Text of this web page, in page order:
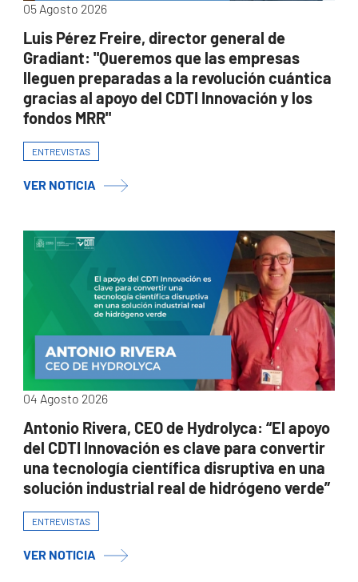
05 Agosto 2026
Luis Pérez Freire, director general de
Gradiant: "Queremos que las empresas
lleguen preparadas a la revolución cuántica
gracias al apoyo del CDTI Innovación y los
fondos MRR"
ENTREVISTAS
VER NOTICIA
04 Agosto 2026
Antonio Rivera, CEO de Hydrolyca: “El apoyo
del CDTI Innovación es clave para convertir
una tecnología científica disruptiva en una
solución industrial real de hidrógeno verde”
ENTREVISTAS
VER NOTICIA